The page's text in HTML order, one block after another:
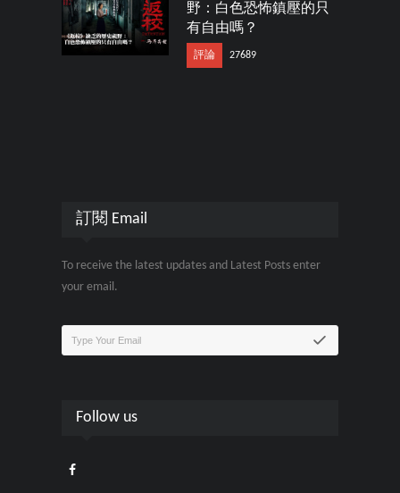
野：白色恐怖鎮壓的只
有自由嗎？
評論 27689
訂閱 Email
To receive the latest updates and Latest Posts enter
your email.
Follow us